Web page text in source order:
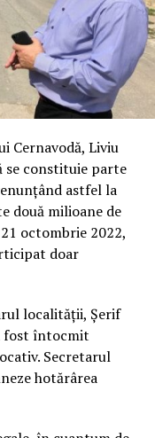
Cernavodă, Liviu
se constituie parte
astfel la
două milioane de
octombrie 2022,
doar
localității, Șerif
fost întocmit
Secretarul
hotărârea